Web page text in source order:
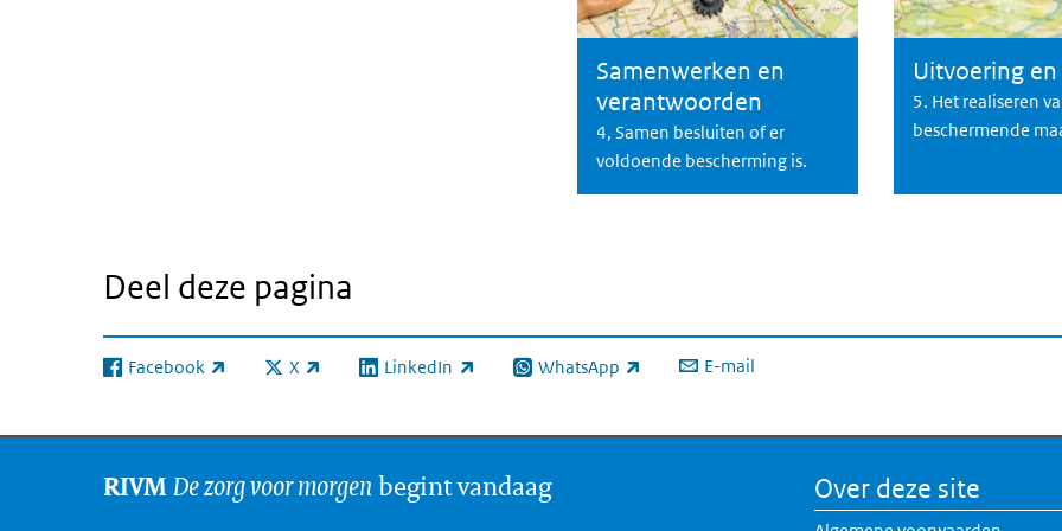
Samenwerken en verantwoorden
Samenwerken en
verantwoorden
4, Samen besluiten of er
voldoende bescherming is.
Uitvoering en
Uitvoering
5. Het realiseren
beschermende
Deel deze pagina
Facebook
(externe link) X
(externe link) LinkedIn
(externe link) WhatsApp
(externe link) E-mail
RIVM De zorg voor morgen begint vandaag Over deze site